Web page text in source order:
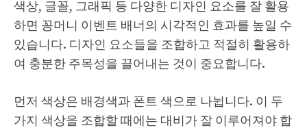
색상, 글꼴, 그래픽 등 다양한 디자인 요소를 잘 활용
하면 꽁머니 이벤트 배너의 시각적인 효과를 높일 수
있습니다. 디자인 요소들을 조합하고 적절히 활용하
여 충분한 주목성을 끌어내는 것이 중요합니다.
먼저 색상은 배경색과 폰트 색으로 나뉩니다. 이 두
가지 색상을 조합할 때에는 대비가 잘 이루어져야 합